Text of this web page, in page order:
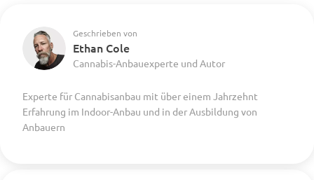
Geschrieben von
Ethan Cole
Cannabis-Anbauexperte und Autor
Experte für Cannabisanbau mit über einem Jahrzehnt
Erfahrung im Indoor-Anbau und in der Ausbildung von
Anbauern